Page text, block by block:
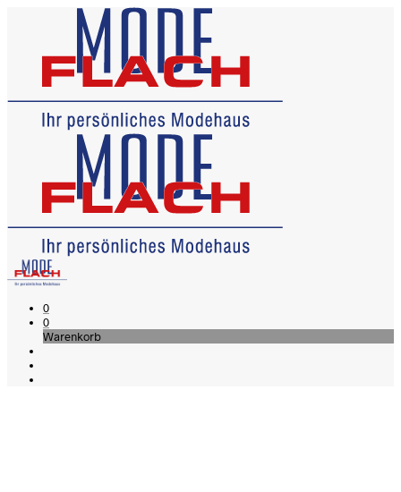
0
0
Warenkorb